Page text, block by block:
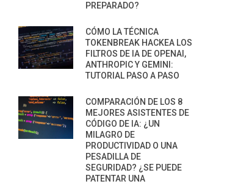
PREPARADO?
CÓMO LA TÉCNICA
TOKENBREAK HACKEA LOS
FILTROS DE IA DE OPENAI,
ANTHROPIC Y GEMINI:
TUTORIAL PASO A PASO
COMPARACIÓN DE LOS 8
MEJORES ASISTENTES DE
CÓDIGO DE IA: ¿UN
MILAGRO DE
PRODUCTIVIDAD O UNA
PESADILLA DE
SEGURIDAD? ¿SE PUEDE
PATENTAR UNA